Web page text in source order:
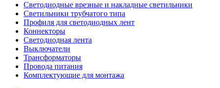
Светодиодные врезные и накладные светильники
Светильники трубчатого типа
Профиля для светодиодных лент
Коннекторы
Светодиодная лента
Выключатели
Трансформаторы
Провода питания
Комплектующие для монтажа